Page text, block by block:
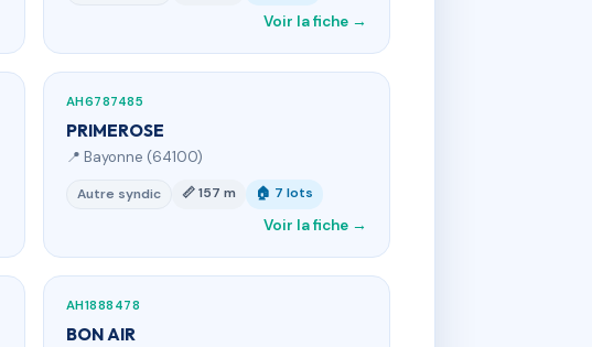
Voir la fiche →
AH6787485
PRIMEROSE
📍 Bayonne (64100)
Autre syndic 📏 157 m 🏠 7 lots
Voir la fiche →
AH1888478
BON AIR